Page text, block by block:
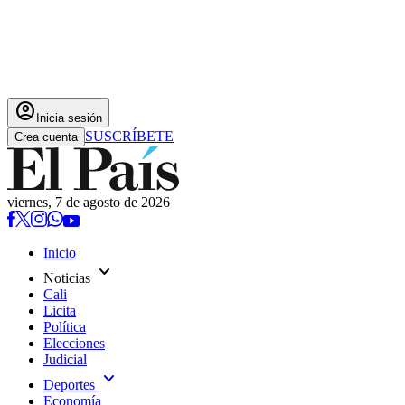
account_circle Inicia sesión
Crea cuenta SUSCRÍBETE
viernes, 7 de agosto de 2026
Inicio
Noticias expand_more
Cali
Licita
Política
Elecciones
Judicial
Deportes expand_more
Economía